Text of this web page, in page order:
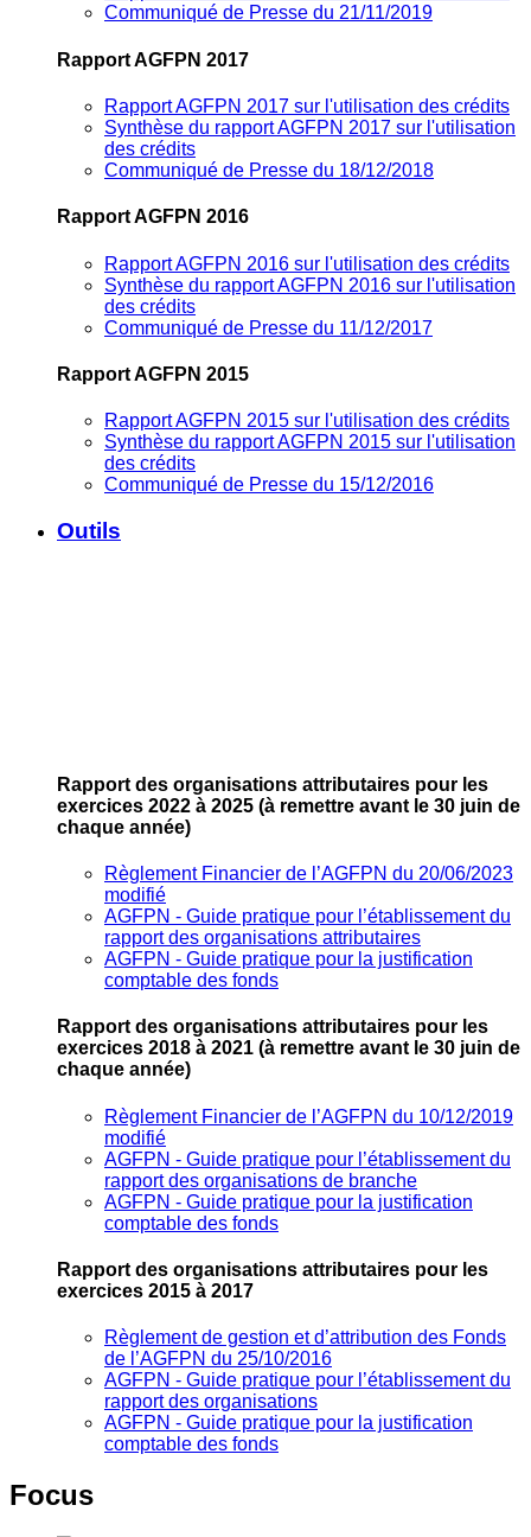
Communiqué de Presse du 21/11/2019
Rapport AGFPN 2017
Rapport AGFPN 2017 sur l'utilisation des crédits
Synthèse du rapport AGFPN 2017 sur l'utilisation
des crédits
Communiqué de Presse du 18/12/2018
Rapport AGFPN 2016
Rapport AGFPN 2016 sur l'utilisation des crédits
Synthèse du rapport AGFPN 2016 sur l'utilisation
des crédits
Communiqué de Presse du 11/12/2017
Rapport AGFPN 2015
Rapport AGFPN 2015 sur l'utilisation des crédits
Synthèse du rapport AGFPN 2015 sur l'utilisation
des crédits
Communiqué de Presse du 15/12/2016
Outils
Rapport des organisations attributaires pour les
exercices 2022 à 2025 (à remettre avant le 30 juin de
chaque année)
Règlement Financier de l’AGFPN du 20/06/2023
modifié
AGFPN ‐ Guide pratique pour l’établissement du
rapport des organisations attributaires
AGFPN ‐ Guide pratique pour la justification
comptable des fonds
Rapport des organisations attributaires pour les
exercices 2018 à 2021 (à remettre avant le 30 juin de
chaque année)
Règlement Financier de l’AGFPN du 10/12/2019
modifié
AGFPN ‐ Guide pratique pour l’établissement du
rapport des organisations de branche
AGFPN ‐ Guide pratique pour la justification
comptable des fonds
Rapport des organisations attributaires pour les
exercices 2015 à 2017
Règlement de gestion et d’attribution des Fonds
de l’AGFPN du 25/10/2016
AGFPN ‐ Guide pratique pour l’établissement du
rapport des organisations
AGFPN ‐ Guide pratique pour la justification
comptable des fonds
Focus